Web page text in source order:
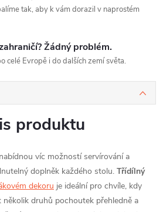
tak, aby k vám dorazil v naprostém
Žádný problém.
celé Evropě i do dalších zemí světa.
produktu
víc možností servírování a
doplněk každého stolu. Třídílný
dekoru je ideální pro chvíle, kdy
druhů pochoutek přehledně a